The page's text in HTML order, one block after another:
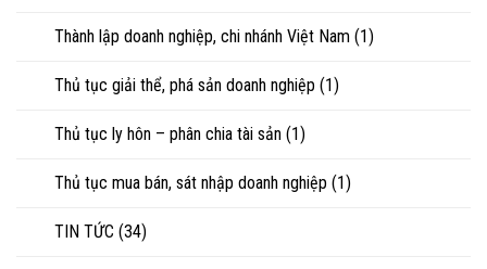
Thành lập doanh nghiệp, chi nhánh Việt Nam (1)
Thủ tục giải thể, phá sản doanh nghiệp (1)
Thủ tục ly hôn – phân chia tài sản (1)
Thủ tục mua bán, sát nhập doanh nghiệp (1)
TIN TỨC (34)